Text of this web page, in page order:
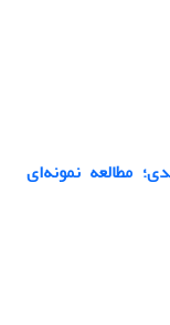
مطالعه نمونه‌ای